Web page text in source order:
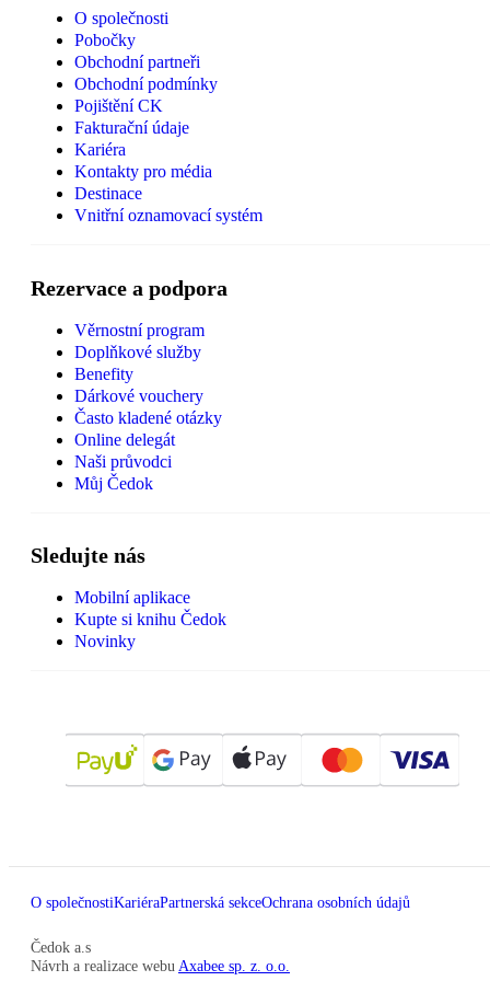
O společnosti
Pobočky
Obchodní partneři
Obchodní podmínky
Pojištění CK
Fakturační údaje
Kariéra
Kontakty pro média
Destinace
Vnitřní oznamovací systém
Rezervace a podpora
Věrnostní program
Doplňkové služby
Benefity
Dárkové vouchery
Často kladené otázky
Online delegát
Naši průvodci
Můj Čedok
Sledujte nás
Mobilní aplikace
Kupte si knihu Čedok
Novinky
O společnostiKariéraPartnerská sekceOchrana osobních údajů
Čedok a.s
Návrh a realizace webu Axabee sp. z. o.o.